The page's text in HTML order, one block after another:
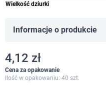
Wielkość dziurki
Informacje o produkcie
4,12 zł
Cena za opakowanie
Ilość w opakowaniu: 40 szt.